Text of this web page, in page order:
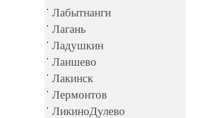
Лабытнанги
Лагань
Ладушкин
Лаишево
Лакинск
Лермонтов
ЛикиноДулево